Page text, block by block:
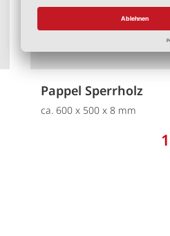
Pappel Sperrholz
ca. 600 x 500 x 8 mm